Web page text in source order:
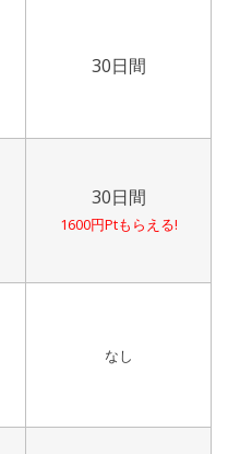
30日間
30日間
1600円Ptもらえる!
なし